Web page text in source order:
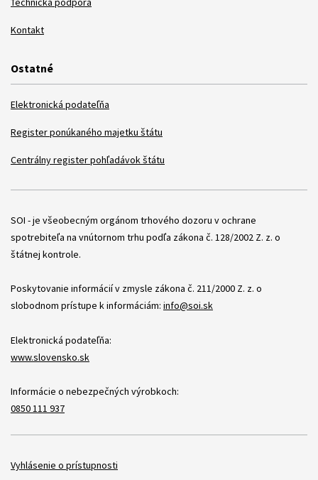
Kontakt
Ostatné
Elektronická podateľňa
Register ponúkaného majetku štátu
Centrálny register pohľadávok štátu
Položky
SOI - je všeobecným orgánom trhového dozoru v ochrane
spotrebiteľa na vnútornom trhu podľa zákona č. 128/2002 Z. z. o
štátnej kontrole.
Poskytovanie informácií v zmysle zákona č. 211/2000 Z. z. o
slobodnom prístupe k informáciám: info@soi.sk
Elektronická podateľňa:
www.slovensko.sk
Informácie o nebezpečných výrobkoch:
0850 111 937
Položky
Vyhlásenie o prístupnosti